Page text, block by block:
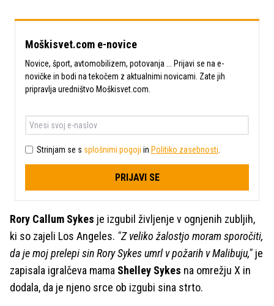
Moškisvet.com e-novice
Novice, šport, avtomobilizem, potovanja ... Prijavi se na e-
novičke in bodi na tekočem z aktualnimi novicami. Zate jih
pripravlja uredništvo Moškisvet.com.
Strinjam se s splošnimi pogoji in Politiko zasebnosti
PRIJAVI SE
Rory Callum Sykes je izgubil življenje v ognjenih zubljih,
ki so zajeli Los Angeles. "Z veliko žalostjo moram sporočiti,
da je moj prelepi sin Rory Sykes umrl v požarih v Malibuju," je
zapisala igralčeva mama Shelley Sykes na omrežju X in
dodala, da je njeno srce ob izgubi sina strto.